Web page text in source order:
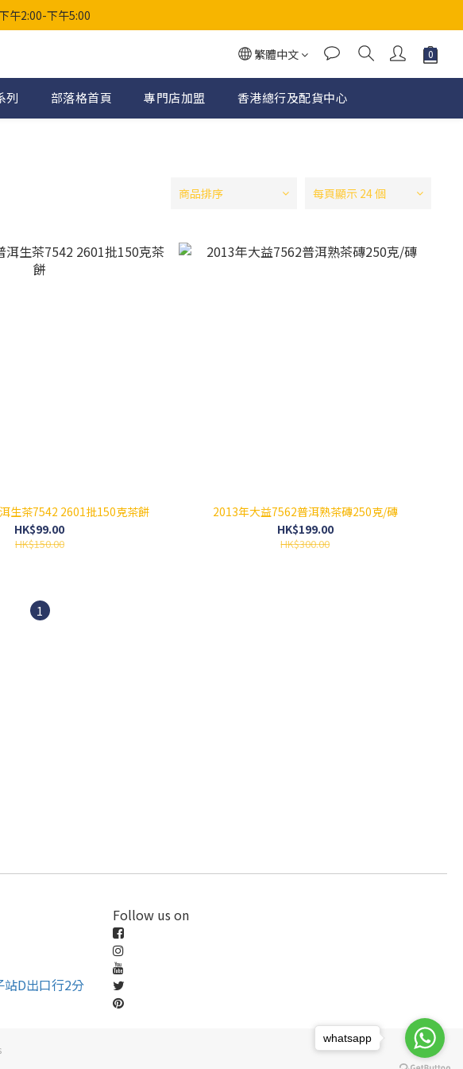
午2:00-下午5:00
繁體中文
列 部落格首頁 專門店加盟 香港總行及配貨中心
商品排序 每頁顯示 24 個
生茶7542 2601批150克茶餅
HK$99.00
HK$150.00
2013年大益7562普洱熟茶磚250克/磚
HK$199.00
HK$300.00
1
D出口行2分
Follow us on
whatsapp